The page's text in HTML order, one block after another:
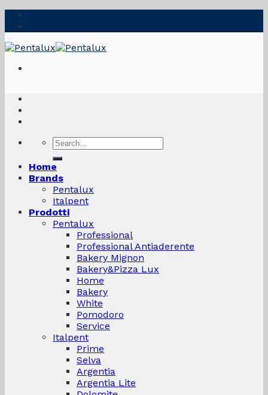
Skip
Search
for:
Home
Brands
Pentalux
Italpent
Prodotti
Pentalux
Professional
Professional Antiaderente
Bakery Mignon
Bakery&Pizza Lux
Home
Bakery
White
Pomodoro
Service
Italpent
Prime
Selva
Argentia
Argentia Lite